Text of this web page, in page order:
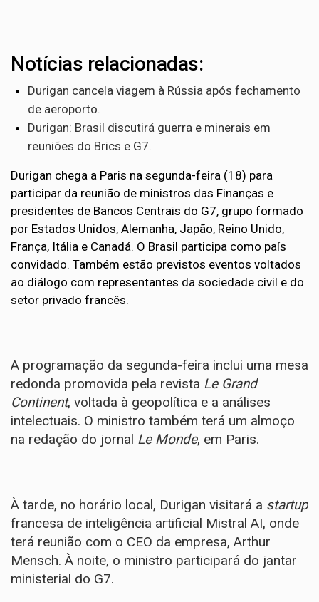
Notícias relacionadas:
Durigan cancela viagem à Rússia após fechamento
de aeroporto.
Durigan: Brasil discutirá guerra e minerais em
reuniões do Brics e G7.
Durigan chega a Paris na segunda-feira (18) para
participar da reunião de ministros das Finanças e
presidentes de Bancos Centrais do G7, grupo formado
por Estados Unidos, Alemanha, Japão, Reino Unido,
França, Itália e Canadá. O Brasil participa como país
convidado. Também estão previstos eventos voltados
ao diálogo com representantes da sociedade civil e do
setor privado francês.
A programação da segunda-feira inclui uma mesa
redonda promovida pela revista Le Grand
Continent, voltada à geopolítica e a análises
intelectuais. O ministro também terá um almoço
na redação do jornal Le Monde, em Paris.
À tarde, no horário local, Durigan visitará a startup
francesa de inteligência artificial Mistral AI, onde
terá reunião com o CEO da empresa, Arthur
Mensch. À noite, o ministro participará do jantar
ministerial do G7.